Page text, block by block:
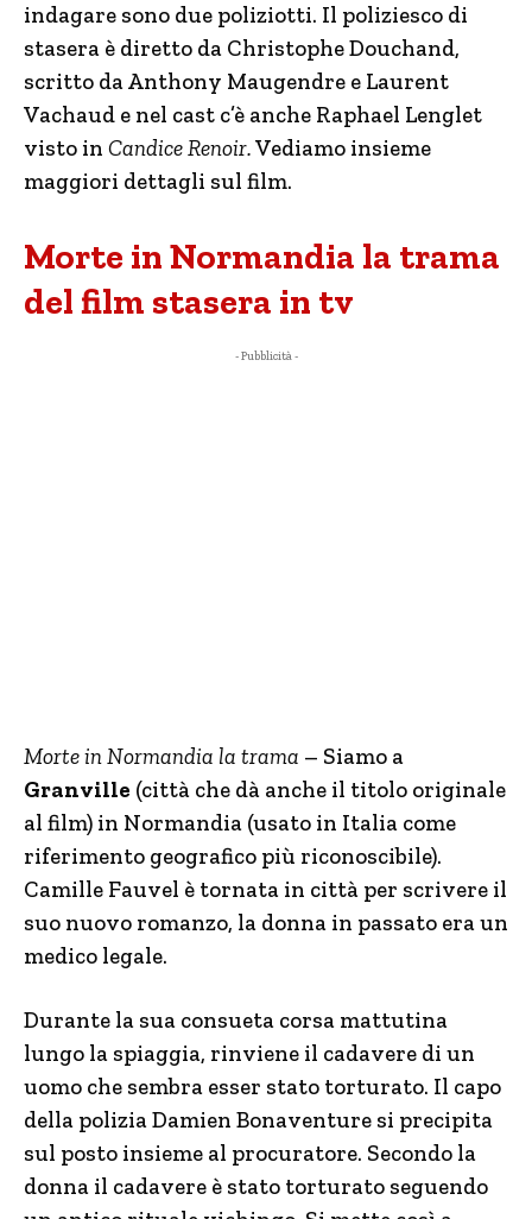
indagare sono due poliziotti. Il poliziesco di
stasera è diretto da Christophe Douchand,
scritto da Anthony Maugendre e Laurent
Vachaud e nel cast c’è anche Raphael Lenglet
visto in Candice Renoir.Vediamo insieme
maggiori dettagli sul film.
Morte in Normandia la trama
del film stasera in tv
- Pubblicità -
Morte in Normandia la trama – Siamo a
Granville (città che dà anche il titolo originale
al film) in Normandia (usato in Italia come
riferimento geografico più riconoscibile).
Camille Fauvel è tornata in città per scrivere il
suo nuovo romanzo, la donna in passato era un
medico legale.
Durante la sua consueta corsa mattutina
lungo la spiaggia, rinviene il cadavere di un
uomo che sembra esser stato torturato. Il capo
della polizia Damien Bonaventure si precipita
sul posto insieme al procuratore. Secondo la
donna il cadavere è stato torturato seguendo